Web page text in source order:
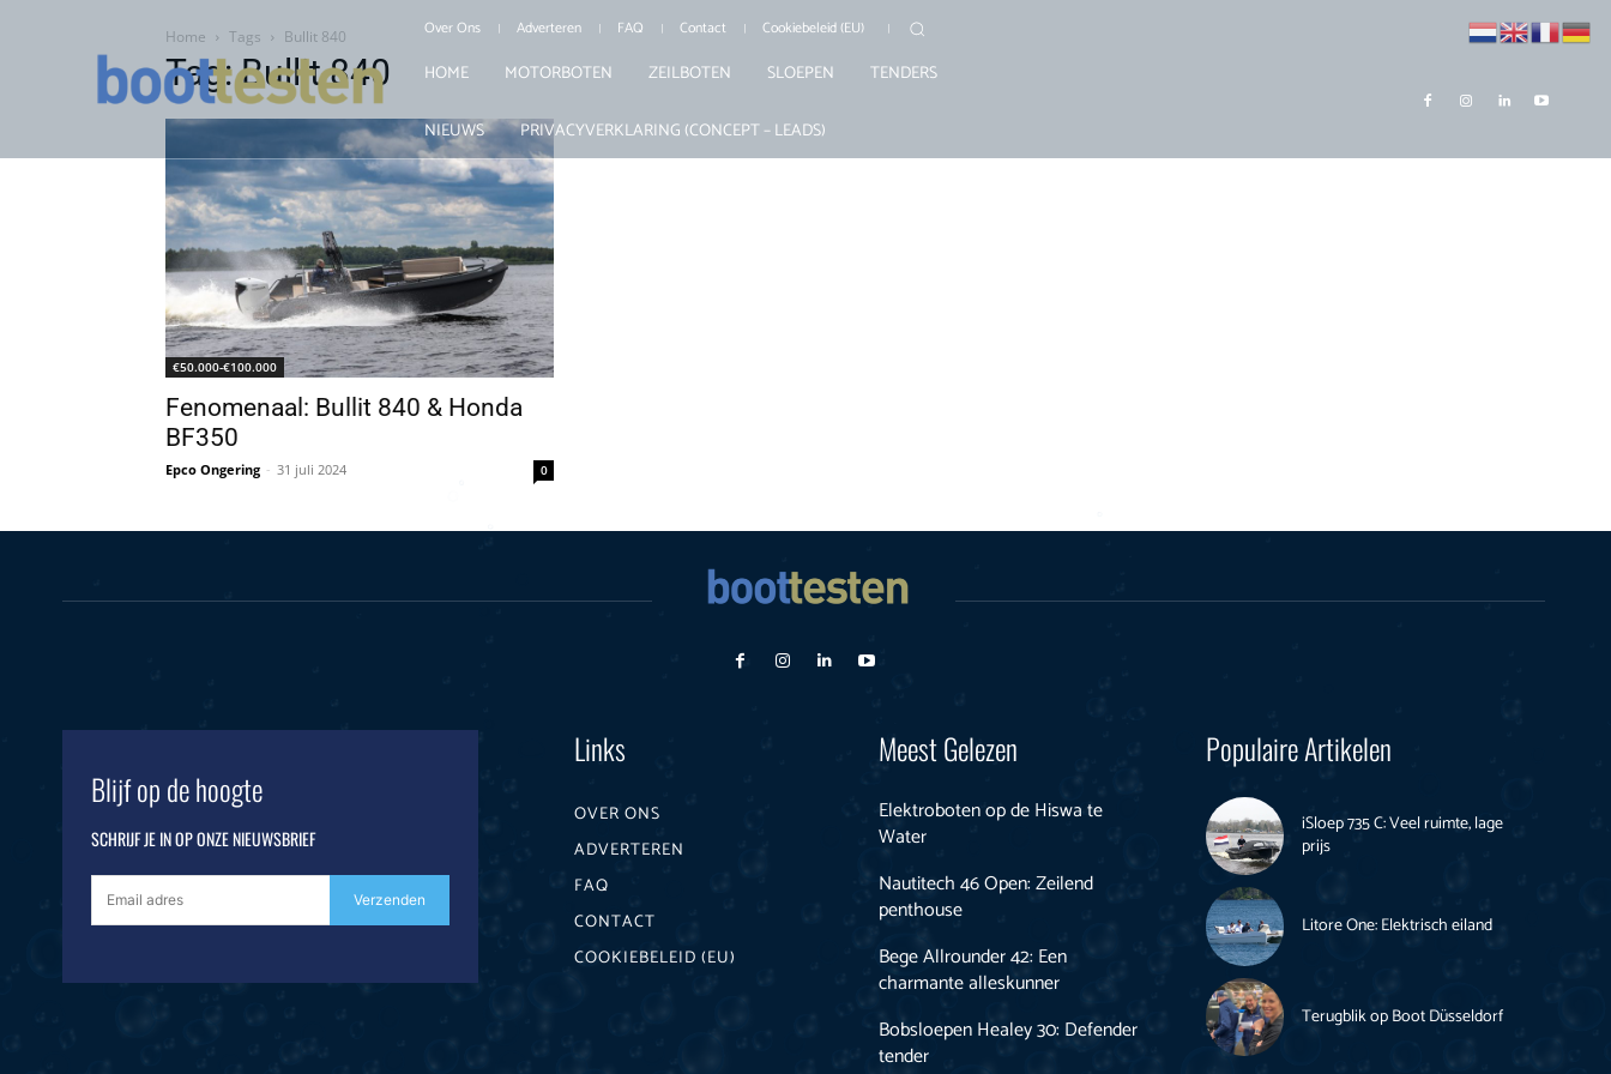
Over Ons Adverteren FAQ Contact Cookiebeleid (EU)
HOME MOTORBOTEN ZEILBOTEN SLOEPEN TENDERS
NIEUWS PRIVACYVERKLARING (CONCEPT – LEADS)
Home Tags Bullit 840
Tag: Bullit 840
€50.000-€100.000
Fenomenaal: Bullit 840 & Honda
BF350
Epco Ongering - 31 juli 2024 0
Blijf op de hoogte
SCHRIJF JE IN OP ONZE NIEUWSBRIEF
Verzenden
Links
OVER ONS
ADVERTEREN
FAQ
CONTACT
COOKIEBELEID (EU)
Meest Gelezen
Elektroboten op de Hiswa te
Water
Nautitech 46 Open: Zeilend
penthouse
Bege Allrounder 42: Een
charmante alleskunner
Bobsloepen Healey 30: Defender
tender
Populaire Artikelen
iSloep 735 C: Veel ruimte, lage
prijs
Litore One: Elektrisch eiland
Terugblik op Boot Düsseldorf